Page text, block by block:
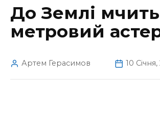
До Землі мчить
метровий
Артем Герасимов 10